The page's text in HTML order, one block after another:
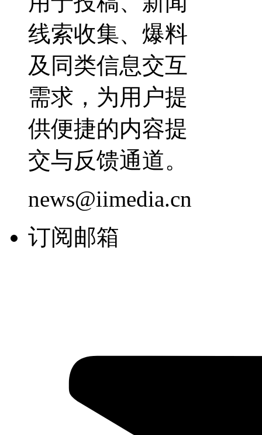
线索收集、爆料
及同类信息交互
需求，为用户提
供便捷的内容提
交与反馈通道。
news@iimedia.cn
订阅邮箱